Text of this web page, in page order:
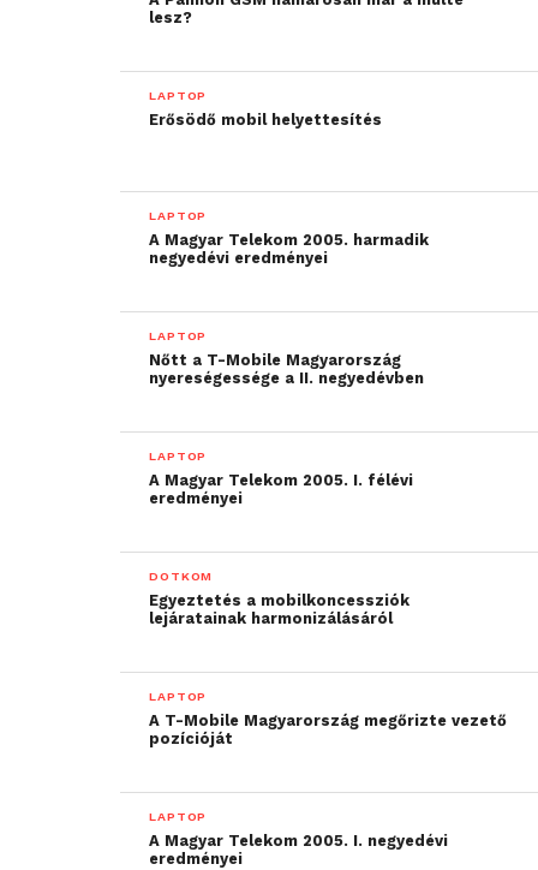
lesz?
LAPTOP
Erősödő mobil helyettesítés
LAPTOP
A Magyar Telekom 2005. harmadik
negyedévi eredményei
LAPTOP
Nőtt a T-Mobile Magyarország
nyereségessége a II. negyedévben
LAPTOP
A Magyar Telekom 2005. I. félévi
eredményei
DOTKOM
Egyeztetés a mobilkoncessziók
lejáratainak harmonizálásáról
LAPTOP
A T-Mobile Magyarország megőrizte vezető
pozícióját
LAPTOP
A Magyar Telekom 2005. I. negyedévi
eredményei